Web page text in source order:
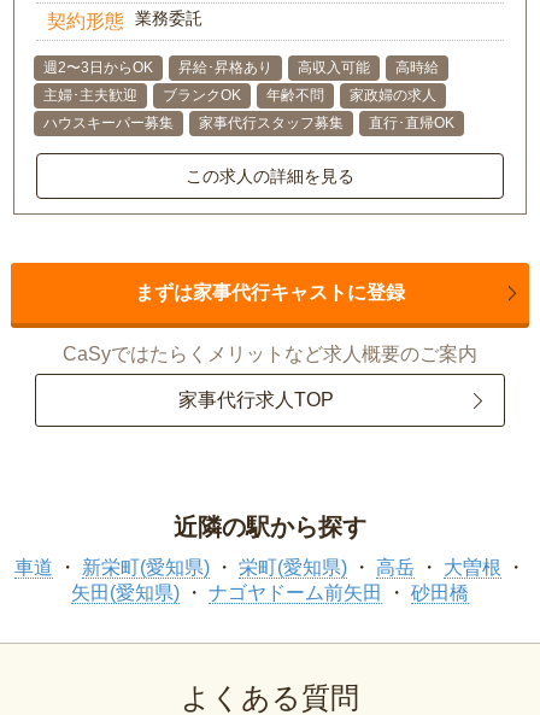
契約形態 業務委託
週2〜3日からOK 昇給･昇格あり 高収入可能
高時給
主婦･主夫歓迎
ブランクOK 年齢不問
家政婦の求人
ハウスキーパー募集
家事代行スタッフ募集 直行･直帰OK
この求人の詳細を見る
まずは家事代行キャストに登録
CaSyではたらくメリットなど求人概要のご案内
家事代行求人TOP
近隣の駅から探す
車道 新栄町(愛知県) 栄町(愛知県) 高岳
大曽根
矢田(愛知県)
ナゴヤドーム前矢田 砂田橋
よくある質問